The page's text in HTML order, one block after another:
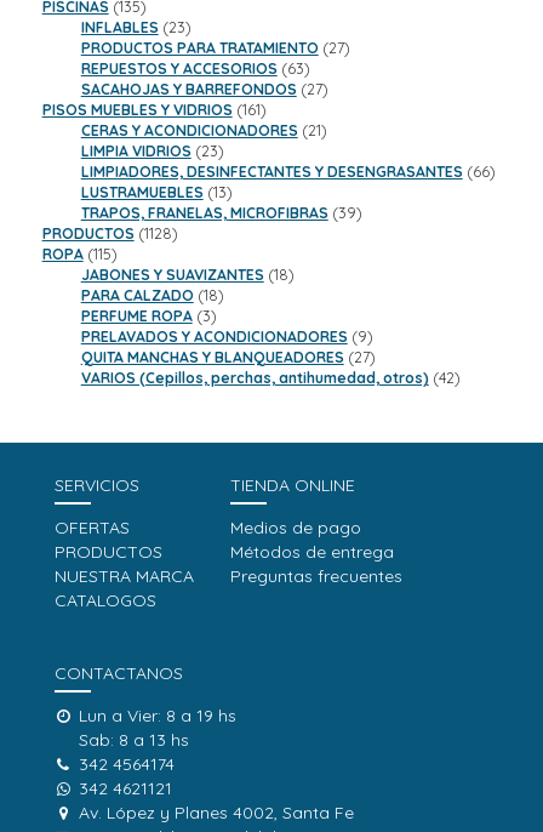
PISCINAS 135135
productos
INFLABLES 2323
productos
PRODUCTOS PARA TRATAMIENTO 2727
REPUESTOS Y ACCESORIOS 6363
productos
SACAHOJAS Y BARREFONDOS 2727
PISOS MUEBLES Y VIDRIOS 161161
productos
CERAS Y ACONDICIONADORES 2121
LIMPIA VIDRIOS 2323
productos
LIMPIADORES, DESINFECTANTES Y DESENGRASANTES 6666
LUSTRAMUEBLES 1313
productos
TRAPOS, FRANELAS, MICROFIBRAS 3939
PRODUCTOS 11281128
ROPA 115115
productos
JABONES Y SUAVIZANTES 1818
PARA CALZADO 1818
PERFUME ROPA 33
productos
PRELAVADOS Y ACONDICIONADORES 99
productos
QUITA MANCHAS Y BLANQUEADORES 2727
productos
VARIOS (Cepillos, perchas, antihumedad, otros) 4242
SERVICIOS
OFERTAS
PRODUCTOS
NUESTRA MARCA
CATALOGOS
TIENDA ONLINE
Medios de pago
Métodos de entrega
Preguntas frecuentes
CONTACTANOS
Lun a Vier: 8 a 19 hs
Sab: 8 a 13 hs
342 4564174
342 4621121
Av. López y Planes 4002, Santa Fe